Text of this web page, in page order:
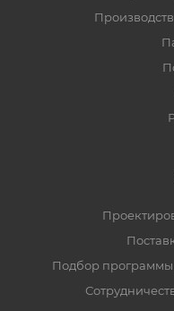
Подбор программы